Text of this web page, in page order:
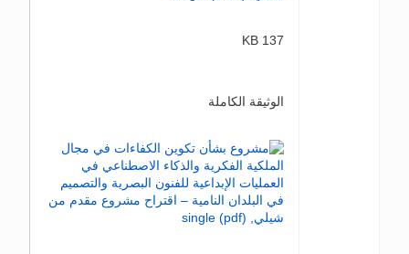
137 KB
الوثيقة الكاملة